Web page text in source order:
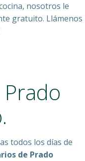
nosotros le
gratuito. Llámenos
todos los días de
de Prado